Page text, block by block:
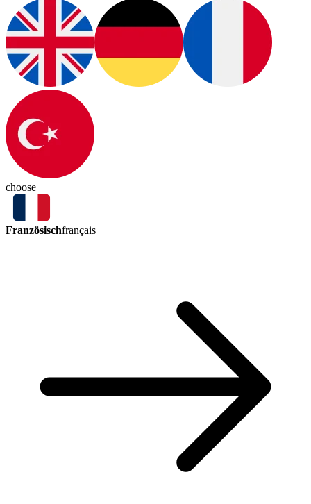
choose
Französischfrançais